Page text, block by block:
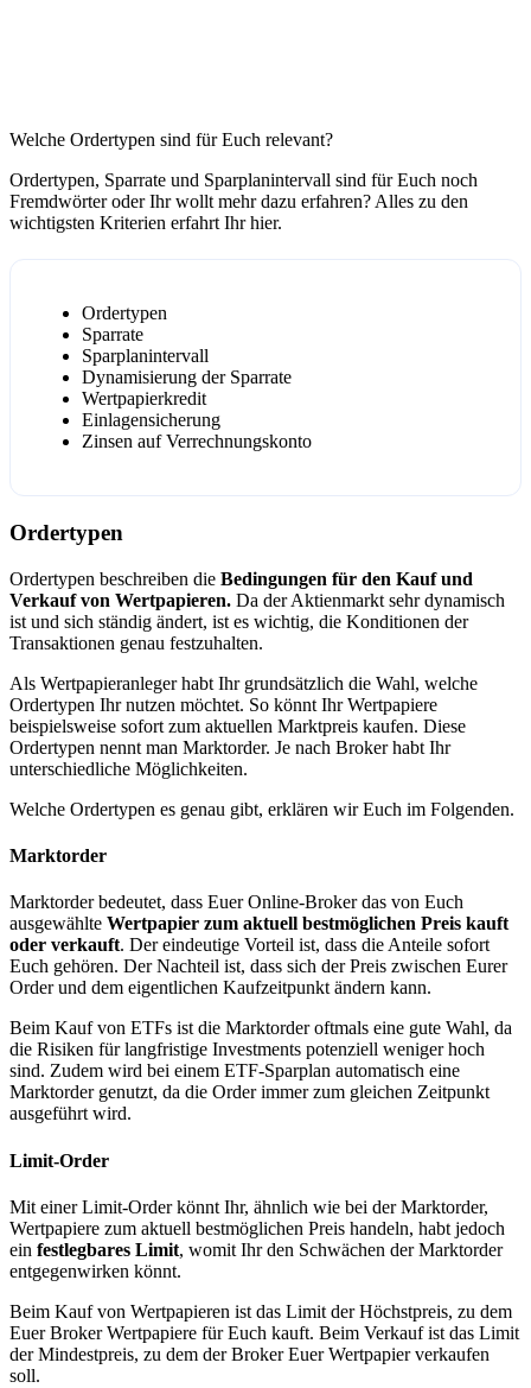
Welche Ordertypen sind für Euch relevant?
Ordertypen, Sparrate und Sparplanintervall sind für Euch noch
Fremdwörter oder Ihr wollt mehr dazu erfahren? Alles zu den
wichtigsten Kriterien erfahrt Ihr hier.
Ordertypen
Sparrate
Sparplanintervall
Dynamisierung der Sparrate
Wertpapierkredit
Einlagensicherung
Zinsen auf Verrechnungskonto
Ordertypen
Ordertypen beschreiben die Bedingungen für den Kauf und
Verkauf von Wertpapieren. Da der Aktienmarkt sehr dynamisch
ist und sich ständig ändert, ist es wichtig, die Konditionen der
Transaktionen genau festzuhalten.
Als Wertpapieranleger habt Ihr grundsätzlich die Wahl, welche
Ordertypen Ihr nutzen möchtet. So könnt Ihr Wertpapiere
beispielsweise sofort zum aktuellen Marktpreis kaufen. Diese
Ordertypen nennt man Marktorder. Je nach Broker habt Ihr
unterschiedliche Möglichkeiten.
Welche Ordertypen es genau gibt, erklären wir Euch im Folgenden.
Marktorder
Marktorder bedeutet, dass Euer Online-Broker das von Euch
ausgewählte Wertpapier zum aktuell bestmöglichen Preis kauft
oder verkauft. Der eindeutige Vorteil ist, dass die Anteile sofort
Euch gehören. Der Nachteil ist, dass sich der Preis zwischen Eurer
Order und dem eigentlichen Kaufzeitpunkt ändern kann.
Beim Kauf von ETFs ist die Marktorder oftmals eine gute Wahl, da
die Risiken für langfristige Investments potenziell weniger hoch
sind. Zudem wird bei einem ETF-Sparplan automatisch eine
Marktorder genutzt, da die Order immer zum gleichen Zeitpunkt
ausgeführt wird.
Limit-Order
Mit einer Limit-Order könnt Ihr, ähnlich wie bei der Marktorder,
Wertpapiere zum aktuell bestmöglichen Preis handeln, habt jedoch
ein festlegbares Limit, womit Ihr den Schwächen der Marktorder
entgegenwirken könnt.
Beim Kauf von Wertpapieren ist das Limit der Höchstpreis, zu dem
Euer Broker Wertpapiere für Euch kauft. Beim Verkauf ist das Limit
der Mindestpreis, zu dem der Broker Euer Wertpapier verkaufen
soll.